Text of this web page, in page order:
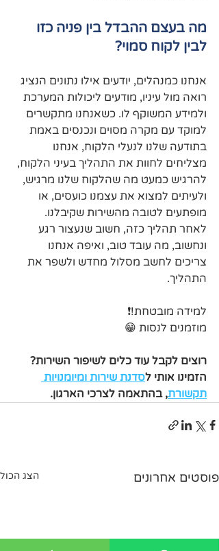
מה בעצם ההבדל בין פניה כזו
לבין לקוח סמוי?
אנחנו כמנהלים, יודעים אילו נתונים הנציג
רואה מול עיניו, מודעים ליכולות המערכת
ולמידע המשוקף לו. כשאנחנו מתקשרים
למוקד עם מקרה מסוים ונכנסים באמת
בתודעה שלנו לנעלי הלקוח, אנחנו
מצליחים לחוות את התהליך בעיני הלקוח,
להרגיש כמעט מה שהלקוח שלנו מרגיש,
ולעיתים למצוא את עצמנו כועסים, או
מופתעים לטובה מהשירות שקיבלנו.
לאחר תהליך כזה, חשוב שנעצור רגע
ונחשוב, מה עובד טוב, ואיפה אנחנו
צריכים לחשב מסלול מחדש ולשפר את
התהליך.
למידה מובטחת!❗️
מוזמנים לנסות 😁
רוצים לקבל עוד כלים לשיפור השירות?
הזמינו אותי לסדנת שירות ומיומנויות
תקשורת, בהתאמה לצרכי הארגון.
פוסטים אחרונים הצג הכול